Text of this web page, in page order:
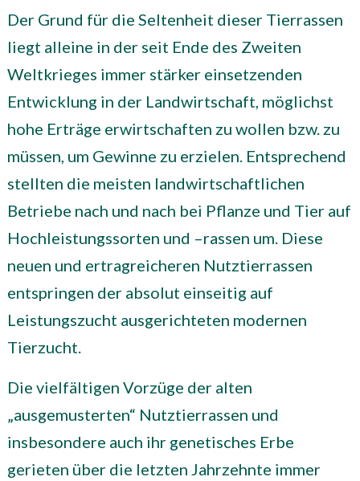
Der Grund für die Seltenheit dieser Tierrassen
liegt alleine in der seit Ende des Zweiten
Weltkrieges immer stärker einsetzenden
Entwicklung in der Landwirtschaft, möglichst
hohe Erträge erwirtschaften zu wollen bzw. zu
müssen, um Gewinne zu erzielen. Entsprechend
stellten die meisten landwirtschaftlichen
Betriebe nach und nach bei Pflanze und Tier auf
Hochleistungssorten und –rassen um. Diese
neuen und ertragreicheren Nutztierrassen
entspringen der absolut einseitig auf
Leistungszucht ausgerichteten modernen
Tierzucht.
Die vielfältigen Vorzüge der alten
„ausgemusterten“ Nutztierrassen und
insbesondere auch ihr genetisches Erbe
gerieten über die letzten Jahrzehnte immer